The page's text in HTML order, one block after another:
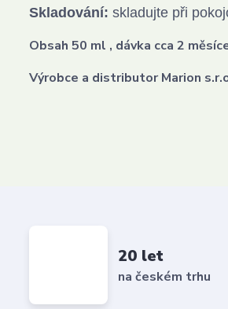
Skladování: skladujte při
Obsah 50 ml , dávka cca 2
Výrobce a distributor Marion
20 let
na českém trhu